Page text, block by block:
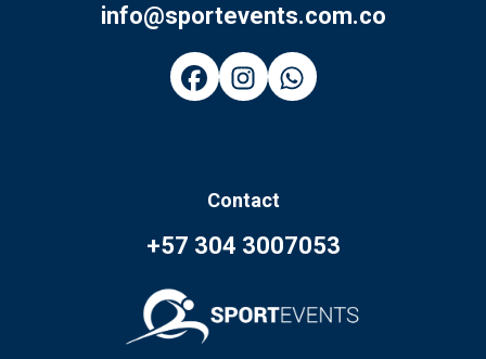
info@sportevents.com.co
Contact
+57 304 3007053